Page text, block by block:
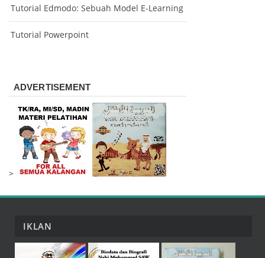
Tutorial Edmodo: Sebuah Model E-Learning
Tutorial Powerpoint
ADVERTISEMENT
>
IKLAN